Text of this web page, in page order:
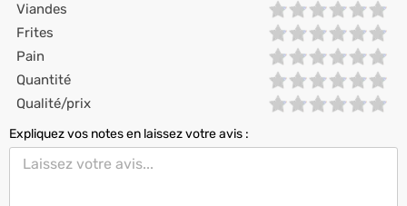
Viandes
Frites
Pain
Quantité
Qualité/prix
Expliquez vos notes en laissez votre avis :